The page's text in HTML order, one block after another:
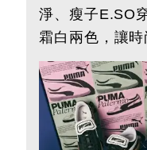
淨、瘦子E.SO
霜白兩色，讓時